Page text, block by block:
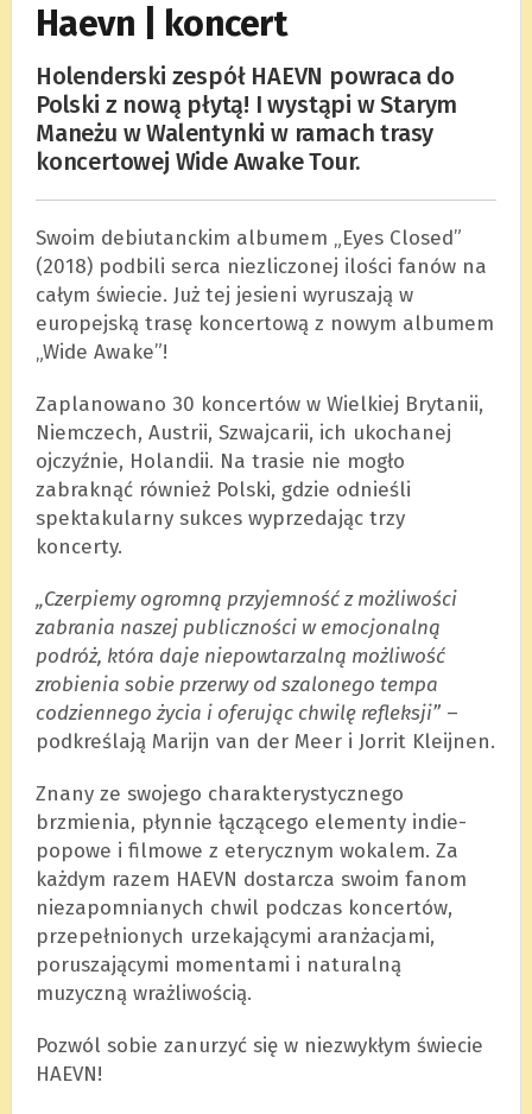
Haevn | koncert
Holenderski zespół HAEVN powraca do
Polski z nową płytą! I wystąpi w Starym
Maneżu w Walentynki w ramach trasy
koncertowej Wide Awake Tour.
Swoim debiutanckim albumem „Eyes Closed”
(2018) podbili serca niezliczonej ilości fanów na
całym świecie. Już tej jesieni wyruszają w
europejską trasę koncertową z nowym albumem
„Wide Awake”!
Zaplanowano 30 koncertów w Wielkiej Brytanii,
Niemczech, Austrii, Szwajcarii, ich ukochanej
ojczyźnie, Holandii. Na trasie nie mogło
zabraknąć również Polski, gdzie odnieśli
spektakularny sukces wyprzedając trzy
koncerty.
„Czerpiemy ogromną przyjemność z możliwości
zabrania naszej publiczności w emocjonalną
podróż, która daje niepowtarzalną możliwość
zrobienia sobie przerwy od szalonego tempa
codziennego życia i oferując chwilę refleksji”–
podkreślają Marijn van der Meer i Jorrit Kleijnen.
Znany ze swojego charakterystycznego
brzmienia, płynnie łączącego elementy indie-
popowe i filmowe z eterycznym wokalem. Za
każdym razem HAEVN dostarcza swoim fanom
niezapomnianych chwil podczas koncertów,
przepełnionych urzekającymi aranżacjami,
poruszającymi momentami i naturalną
muzyczną wrażliwością.
Pozwól sobie zanurzyć się w niezwykłym świecie
HAEVN!